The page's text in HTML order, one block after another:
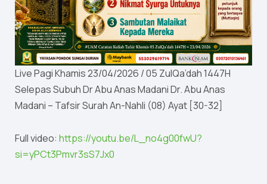
Live Pagi Khamis 23/04/2026 / 05 ZulQa’dah 1447H
Selepas Subuh Dr Abu Anas Madani Dr. Abu Anas
Madani – Tafsir Surah An-Nahli (08) Ayat [30-32]
Full video: https://youtu.be/L_no4g00fwU?
si=yPCt3Pmvr3sS7Jx0